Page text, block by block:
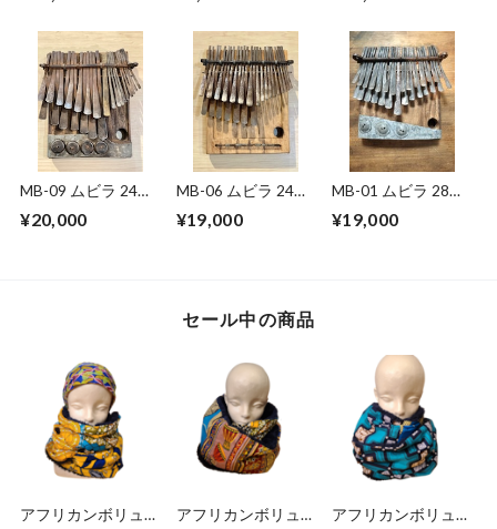
MB-09 ムビラ 24鍵
¥20,000
MB-06 ムビラ 24鍵
¥19,000
MB-01 ムビラ 28鍵
¥19,000
セール中の商品
アフリカンボリュー
アフリカンボリュー
アフリカンボリュー